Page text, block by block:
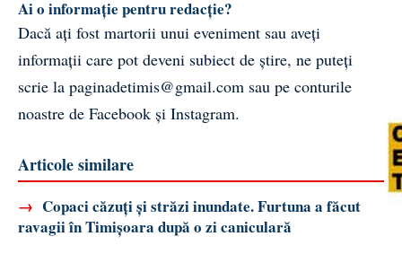
Ai o informație pentru redacție?
Dacă ați fost martorii unui eveniment sau aveți
informații care pot deveni subiect de știre, ne puteți
scrie la paginadetimis@gmail.com sau pe conturile
noastre de Facebook și Instagram.
Articole similare
→ Copaci căzuți și străzi inundate. Furtuna a făcut
ravagii în Timișoara după o zi caniculară